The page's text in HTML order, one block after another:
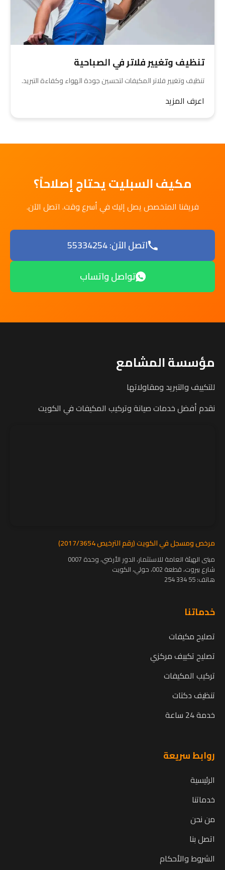
تنظيف وتغيير فلاتر في الصباحية
تنظيف وتغيير فلاتر المكيفات لتحسين جودة الهواء وكفاءة التبريد.
اعرف المزيد
مكيف السبليت يحتاج إصلاحاً؟
فريقنا المتخصص يصل إليك في أسرع وقت. اتصل الآن.
اتصل الآن: 55334254
تواصل واتساب
مؤسسة المشامع
للتكييف والتبريد ومقاولاتها
نقدم أفضل خدمات صيانة وتركيب المكيفات في الكويت
مرخص ومسجل في الكويت (رقم الترخيص 2017/3654)
مبنى الهيئة العامة للاستثمار، الدور الأرضي، وحدة 0007
شارع بيروت، قطعة 002، حولي، الكويت
هاتف:55 334 254
خدماتنا
تصليح مكيفات
تصليح تكييف مركزي
تركيب المكيفات
تنظيف دكتات
خدمة 24 ساعة
روابط سريعة
الرئيسية
خدماتنا
من نحن
اتصل بنا
الشروط والأحكام